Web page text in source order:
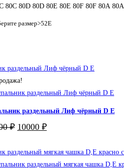
80C 80D 80D 80E 80E 80F 80F 80А 80А
размер>52E
раздельный Лиф чёрный D E
₽ Первоначальная
12000 ₽.
10000 ₽Текущая